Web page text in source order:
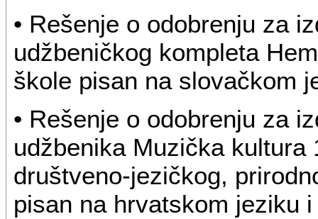
• Rešenje o odobrenju za
udžbeničkog kompleta
škole pisan na slovačkom
• Rešenje o odobrenju za
udžbenika Muzička
društveno-jezičkog,
pisan na hrvatskom jeziku